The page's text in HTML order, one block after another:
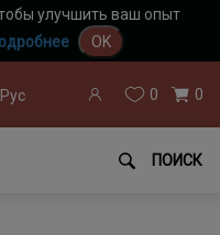
улучшить ваш опыт
OK
Рус 0 0
ПОИСК